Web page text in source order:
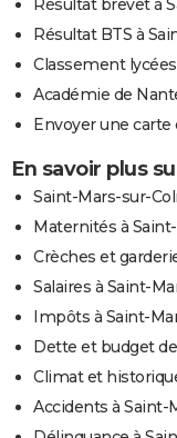
Résultat BTS à
Classement
Académie de
Envoyer une
En savoir plus
Saint-Mars-sur-
Maternités à
Crèches et
Salaires à Saint-
Impôts à Saint-
Dette et budget
Climat et
Accidents à